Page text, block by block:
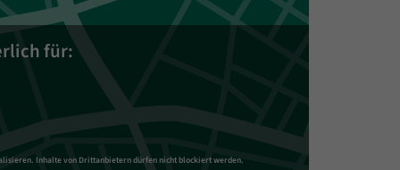
für:
Inhalte von Drittanbietern dürfen nicht blockiert werden.